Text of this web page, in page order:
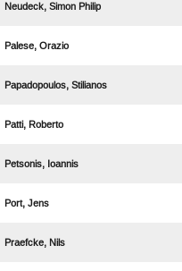
  
 
 
 
 
 
 